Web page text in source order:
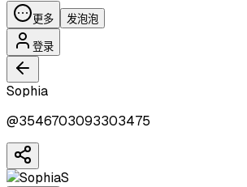
更多 发泡泡
登录
Sophia
@3546703093303475
S